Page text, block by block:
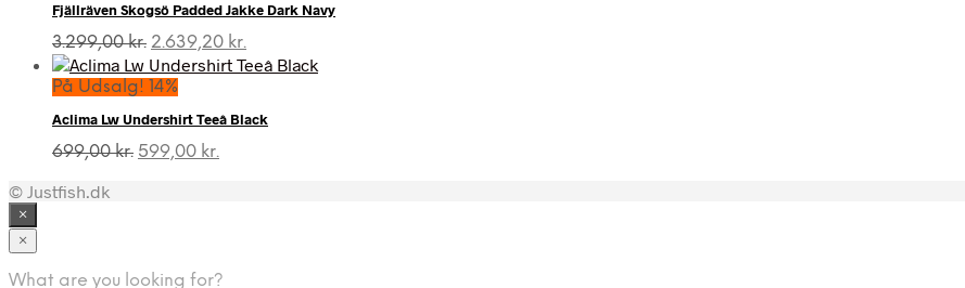
Fjällräven Skogsö Padded Jakke Dark Navy
3.299,00kr. Den
oprindelige
pris
3.299,00 kr..
2.639,20 kr.
aktuelle
2.639,20 kr..
På Udsalg! 14%
Aclima Lw Undershirt Teeâ Black
699,00kr. Den
599,00 kr.
© Justfish.dk
×
×
What are you looking for?